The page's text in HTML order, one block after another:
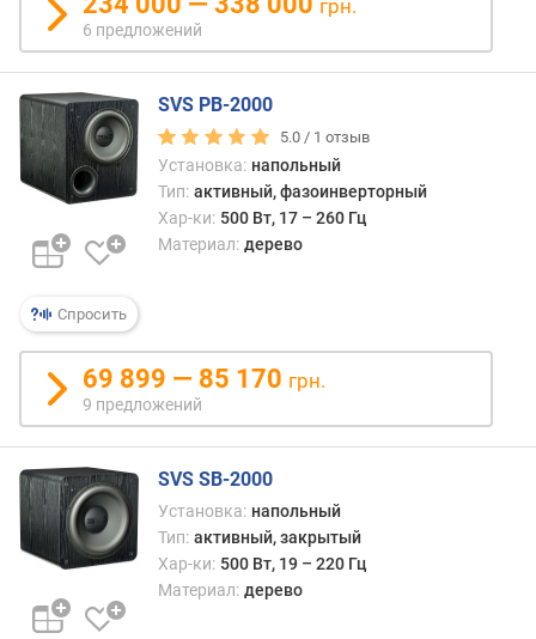
е
з
в
у
к
о
г
д
а
л
и
я
(
д
Б
грн.
6 предложений
Спросить
SVS PB-2000
5.0 / 1 отзыв
Установка: напольный
Тип: активный, фазоинверторный
Хар-ки: 500 Вт, 17 – 260 Гц
Материал: дерево
69 899 — 85 170 грн.
9 предложений
SVS SB-2000
Установка: напольный
Тип: активный, закрытый
Хар-ки: 500 Вт, 19 – 220 Гц
Материал: дерево